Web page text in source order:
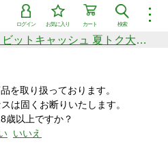
︙
検索
カート
お気に入り
ログイン
シリーズ
新着セール中商品
総額50万円分が当たる！ビットキャッシュ 夏トク大感謝祭
を取り扱っております。
は固くお断りいたします。
歳以上ですか？
いいえ